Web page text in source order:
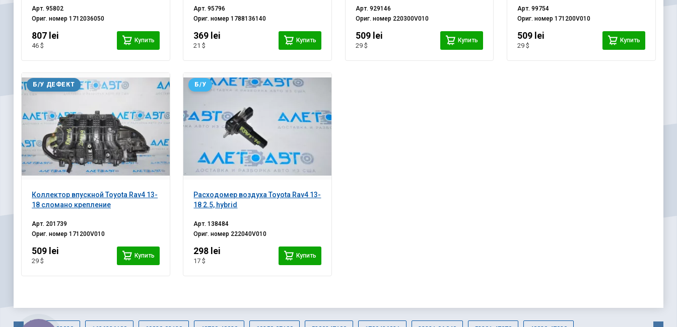
Арт.95802
Ориг. номер1712036050
807 lei
46 $
Купить
Арт.95796
Ориг. номер1788136140
369 lei
21 $
Купить
Арт. 929146
Ориг. номер 220300V010
509 lei
29 $
Купить
Арт.99754
Ориг. номер171200V010
509 lei
29 $
Купить
Коллектор впускной Toyota Rav4 13-
18 сломано крепление
Б/У ДЕФЕКТ
Арт. 201739
Ориг. номер171200V010
509 lei
29 $
Купить
Расходомер воздуха Toyota Rav4 13-
18 2.5, hybrid
Б/У
Арт.138484
Ориг. номер 222040V010
298 lei
17 $
Купить